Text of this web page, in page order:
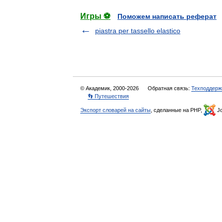
Игры ⚽
Поможем написать реферат
piastra per tassello elastico
© Академик, 2000-2026 Обратная связь:
👣 Путешествия
Экспорт словарей на сайты , сделанные на PHP,